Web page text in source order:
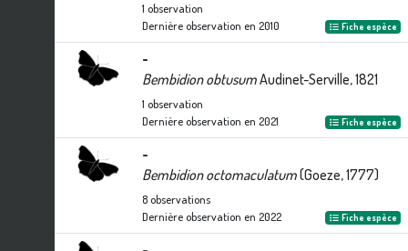
1 observation
Dernière observation en 2010 Fiche espèce
-
Bembidion obtusumAudinet-Serville, 1821
1 observation
Dernière observation en 2021 Fiche espèce
-
Bembidion octomaculatum(Goeze, 1777)
8observations
Dernière observation en 2022 Fiche espèce